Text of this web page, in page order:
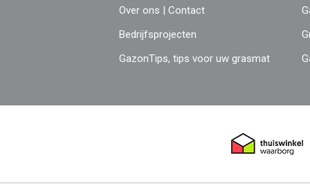
Over ons | Contact
Bedrijfsprojecten
GazonTips, tips voor uw grasmat